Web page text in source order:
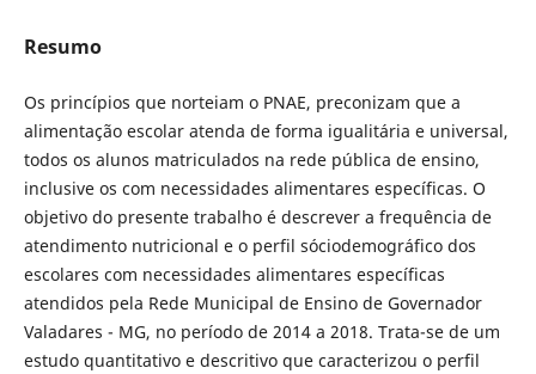
Resumo
Os princípios que norteiam o PNAE, preconizam que a
alimentação escolar atenda de forma igualitária e universal,
todos os alunos matriculados na rede pública de ensino,
inclusive os com necessidades alimentares específicas. O
objetivo do presente trabalho é descrever a frequência de
atendimento nutricional e o perfil sóciodemográfico dos
escolares com necessidades alimentares específicas
atendidos pela Rede Municipal de Ensino de Governador
Valadares - MG, no período de 2014 a 2018. Trata-se de um
estudo quantitativo e descritivo que caracterizou o perfil